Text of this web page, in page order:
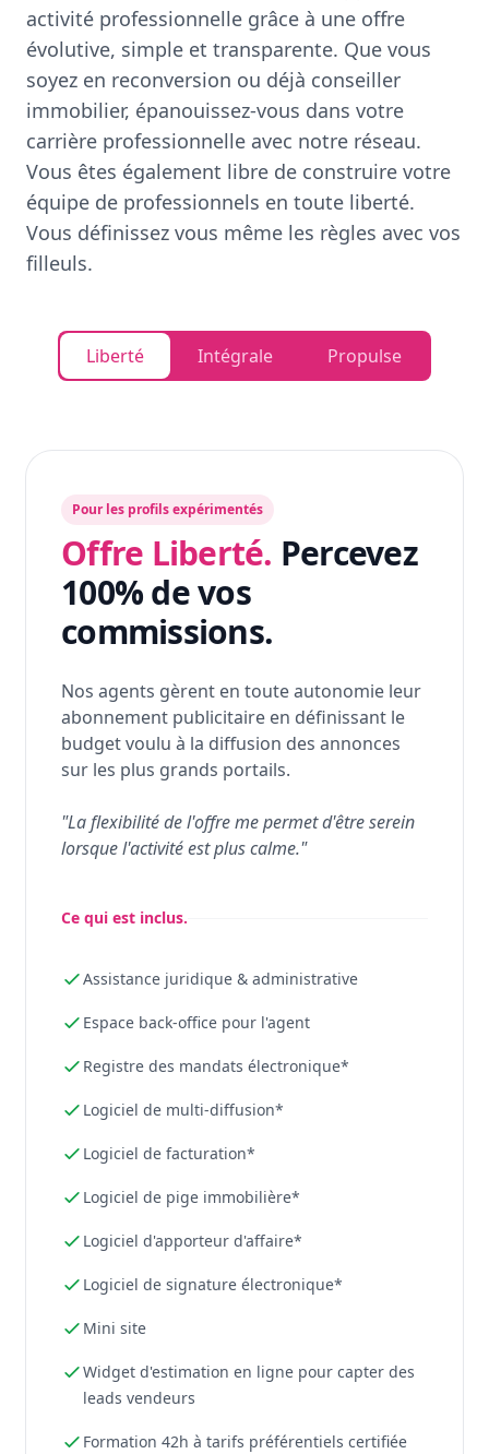
activité professionnelle grâce à une offre
évolutive, simple et transparente. Que vous
soyez en reconversion ou déjà conseiller
immobilier, épanouissez-vous dans votre
carrière professionnelle avec notre réseau.
Vous êtes également libre de construire votre
équipe de professionnels en toute liberté.
Vous définissez vous même les règles avec vos
filleuls.
Liberté Intégrale Propulse
Pour les profils expérimentés
Offre Liberté. Percevez
100% de vos
commissions.
Nos agents gèrent en toute autonomie leur
abonnement publicitaire en définissant le
budget voulu à la diffusion des annonces
sur les plus grands portails.
"La flexibilité de l'offre me permet d'être serein
lorsque l'activité est plus calme."
Ce qui est inclus.
Assistance juridique & administrative
Espace back-office pour l'agent
Registre des mandats électronique*
Logiciel de multi-diffusion*
Logiciel de facturation*
Logiciel de pige immobilière*
Logiciel d'apporteur d'affaire*
Logiciel de signature électronique*
Mini site
Widget d'estimation en ligne pour capter des
leads vendeurs
Formation 42h à tarifs préférentiels certifiée